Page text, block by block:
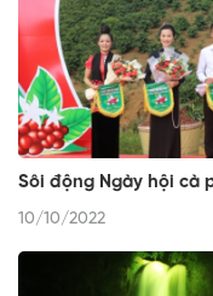
Sôi động Ngày hội cà
10/10/2022